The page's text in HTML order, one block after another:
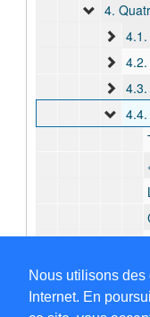
Nous utilisons
Internet. En
4. Quatrième terme : commissaire de district de première
4.2.
4.4.